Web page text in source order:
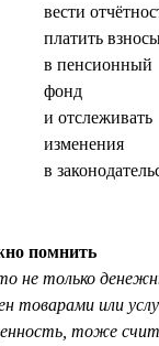
вести
платить
в пенсионный
фонд
и отслеживать
изменения
в
помнить
не только
товарами или
тоже